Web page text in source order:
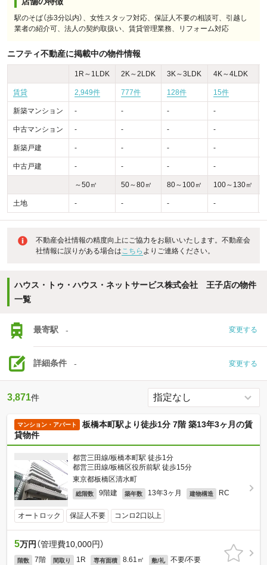
駅のそば（歩3分以内）、女性スタッフ対応、保証人不要の相談可、引越し
業者の紹介可、法人の契約取扱い、賃貸管理業務、リフォーム対応
ニフティ不動産に掲載中の物件情報
1R～1LDK 2K～2LDK 3K～3LDK 4K～4LDK
賃貸 2,949件 777件 128件 15件
新築マンション - - - -
中古マンション - - - -
新築戸建 - - - -
中古戸建 - - - -
～50㎡ 50～80㎡ 80～100㎡ 100～130㎡
土地 - - - -
不動産会社情報の精度向上にご協力をお願いいたします。不動産会
社情報に誤りがある場合はこちら よりご連絡ください。
ハウス・トゥ・ハウス・ネットサービス株式会社 王子店の物件
一覧
最寄駅 - 変更する
詳細条件 - 変更する
3,871件
マンション・アパート
板橋本町駅より徒歩1分 7階 築13年3ヶ月の賃
貸物件
都営三田線/板橋本町駅 徒歩1分
都営三田線/板橋区役所前駅 徒歩15分
東京都板橋区清水町
総階数 9階建 築年数 13年3ヶ月 建物構造 RC
オートロック 保証人不要 コンロ2口以上
5万円 （管理費10,000円）
階数 7階 間取り 1R 専有面積 8.61㎡ 敷/礼 不要/不要